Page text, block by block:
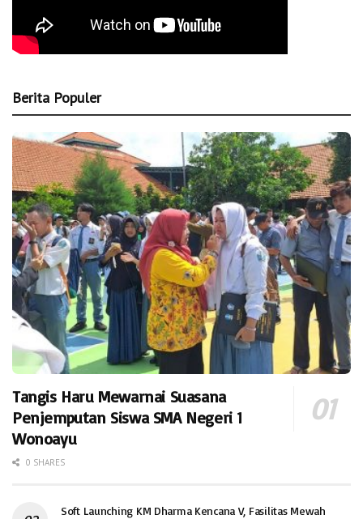
Berita Populer
Tangis Haru Mewarnai Suasana
Penjemputan Siswa SMA Negeri 1
Wonoayu
0 SHARES
Soft Launching KM Dharma Kencana V, Fasilitas Mewah